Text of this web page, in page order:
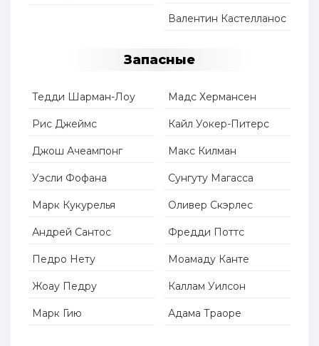
Валентин Кастелланос
Запасные
Тедди Шарман-Лоу
Рис Джеймс
Джош Ачеампонг
Уэсли Фофана
Марк Кукурелья
Андрей Сантос
Педро Нету
Жоау Педру
Марк Гию
Мадс Хермансен
Кайл Уокер-Питерс
Макс Килман
Сунгуту Магасса
Оливер Скэрлес
Фредди Поттс
Моамаду Канте
Каллам Уилсон
Адама Траоре